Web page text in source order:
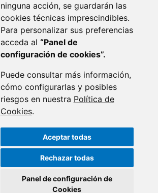
ninguna acción, se guardarán las
cookies técnicas imprescindibles.
Para personalizar sus preferencias
acceda al “Panel de
configuración de cookies”.
Puede consultar más información,
cómo configurarlas y posibles
riesgos en nuestra Política de
Cookies.
Aceptar todas
Rechazar todas
Panel de configuración de
Cookies
ENLACE EXTERNO AL